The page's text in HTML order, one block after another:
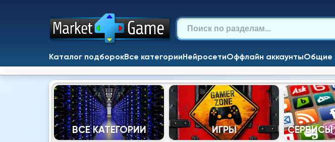
Каталог подборокВсе категории НейросетиОффлайн аккаунтыОбщие
ВСЕ КАТЕГОРИИ ИГРЫ